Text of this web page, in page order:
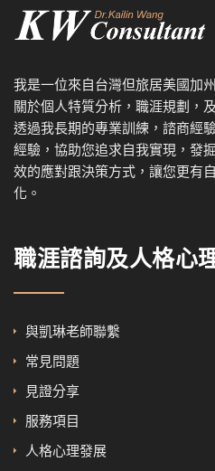
我是一位來自台灣但旅居美國加
關於個人特質分析，職涯規劃，
透過我長期的專業訓練，諮商經
經驗，協助您追求自我實現，發
效的應對跟決策方式，讓您更有
化。
職涯諮詢及人格心
與凱琳老師聯繫
常見問題
見證分享
服務項目
人格心理發展